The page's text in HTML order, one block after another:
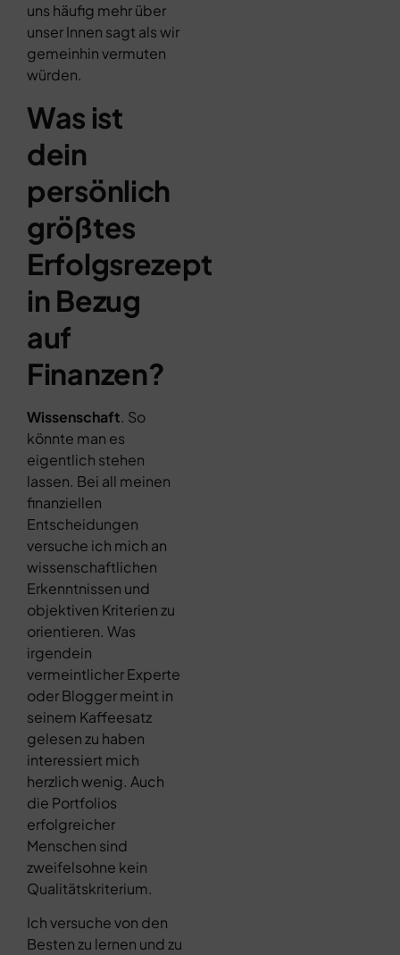
uns häufig mehr über
unser Innen sagt als wir
gemeinhin vermuten
würden.
Was ist
dein
persönlich
größtes
Erfolgsrezept
in Bezug
auf
Finanzen?
Wissenschaft. So
könnte man es
eigentlich stehen
lassen. Bei all meinen
finanziellen
Entscheidungen
versuche ich mich an
wissenschaftlichen
Erkenntnissen und
objektiven Kriterien zu
orientieren. Was
irgendein
vermeintlicher Experte
oder Blogger meint in
seinem Kaffeesatz
gelesen zu haben
interessiert mich
herzlich wenig. Auch
die Portfolios
erfolgreicher
Menschen sind
zweifelsohne kein
Qualitätskriterium.
Ich versuche von den
Besten zu lernen und zu